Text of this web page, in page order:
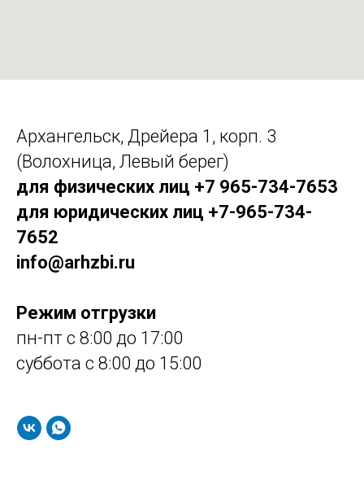
Архангельск, Дрейера 1, корп. 3
(Волохница, Левый берег)
для физических лиц +7 965-734-7653
для юридических лиц +7-965-734-
7652
info@arhzbi.ru
Режим отгрузки
пн-пт с 8:00 до 17:00
суббота с 8:00 до 15:00